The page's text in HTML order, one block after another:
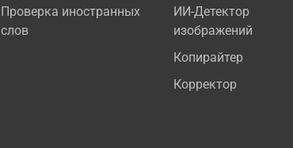
Проверка иностранных
слов
ИИ-Детектор
изображений
Копирайтер
Корректор